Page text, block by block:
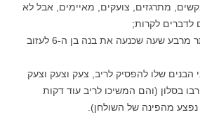
מתרגזים, צועקים, מאיימים, אבל לא
לדברים לקרות;
ראיתי אימא שבמשך יותר מרבע שעה שכנעה את בנה בן ה-6 לעזוב
שלו להפסיק לריב, צעק וצעק וצעק
בסלון (והם המשיכו לריב עוד דקות
מהפינה של השולחן).